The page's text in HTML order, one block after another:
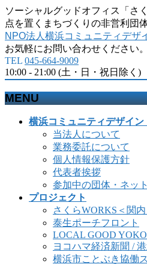
ソーシャルグッドオフィス「さ
点を置くまちづくりの非営利団
NPO法人横浜コミュニティデザ
お気軽にお問い合わせください。
TEL 045-664-9009
10:00 - 21:00 (土・日・祝日除く)
MENU
横浜コミュニティデザイン
当法人について
業務委託について
個人情報保護方針
代表者挨拶
参加中の団体・ネッ
プロジェクト
さくらWORKS＜関内
泰生ポーチフロント
LOCAL GOOD
ヨコハマ経済新聞 /
横浜市ことぶき協働